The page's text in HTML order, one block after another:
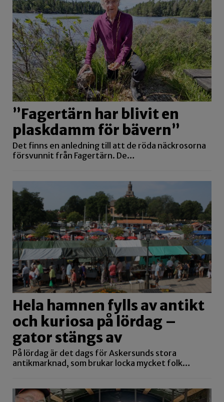
”Fagertärn har blivit en
plaskdamm för bävern”
Det finns en anledning till att de röda näckrosorna
försvunnit från Fagertärn. De…
Hela hamnen fylls av antikt
och kuriosa på lördag –
gator stängs av
På lördag är det dags för Askersunds stora
antikmarknad, som brukar locka mycket folk…